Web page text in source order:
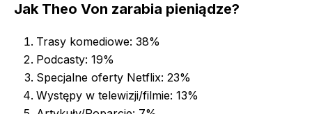
Jak Theo Von zarabia pieniądze?
Trasy komediowe: 38%
Podcasty: 19%
Specjalne oferty Netflix: 23%
Występy w telewizji/filmie: 13%